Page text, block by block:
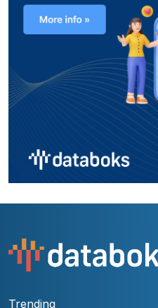
Trending